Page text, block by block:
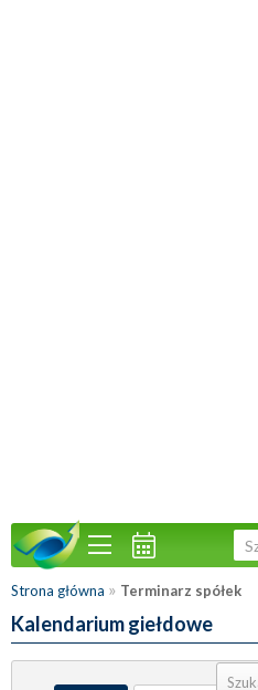
Strona główna » Terminarz spółek
Kalendarium giełdowe
Sortuj: